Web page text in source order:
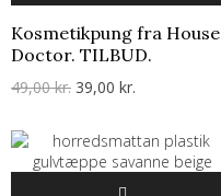
Kosmetikpung fra House
Doctor. TILBUD.
49,00 kr. 39,00 kr.